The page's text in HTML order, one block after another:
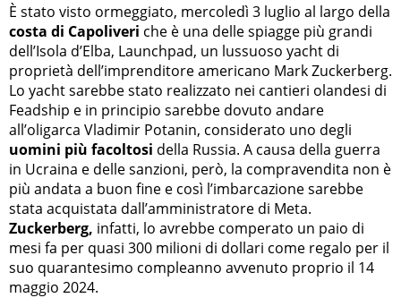
È stato visto ormeggiato, mercoledì 3 luglio al largo della
costa di Capoliveri che è una delle spiagge più grandi
dell’Isola d’Elba, Launchpad, un lussuoso yacht di
proprietà dell’imprenditore americano Mark Zuckerberg.
Lo yacht sarebbe stato realizzato nei cantieri olandesi di
Feadship e in principio sarebbe dovuto andare
all’oligarca Vladimir Potanin, considerato uno degli
uomini più facoltosi della Russia. A causa della guerra
in Ucraina e delle sanzioni, però, la compravendita non è
più andata a buon fine e così l’imbarcazione sarebbe
stata acquistata dall’amministratore di Meta.
Zuckerberg, infatti, lo avrebbe comperato un paio di
mesi fa per quasi 300 milioni di dollari come regalo per il
suo quarantesimo compleanno avvenuto proprio il 14
maggio 2024.